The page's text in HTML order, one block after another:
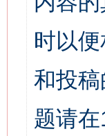
时以
和投
题请